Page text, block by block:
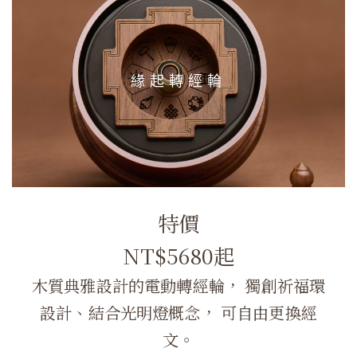
緣起轉經輪
特價
NT$5680起
木質典雅設計的電動轉經輪， 獨創祈福環
設計、結合光明燈概念， 可自由更換經
文。